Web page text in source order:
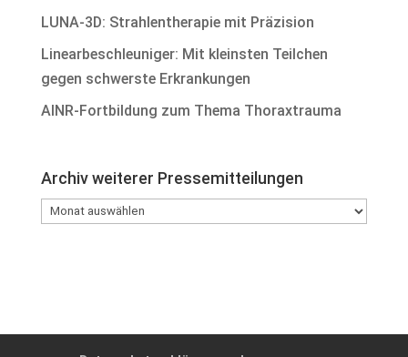
LUNA-3D: Strahlentherapie mit Präzision
Linearbeschleuniger: Mit kleinsten Teilchen
gegen schwerste Erkrankungen
AINR-Fortbildung zum Thema Thoraxtrauma
Archiv weiterer Pressemitteilungen
Archiv